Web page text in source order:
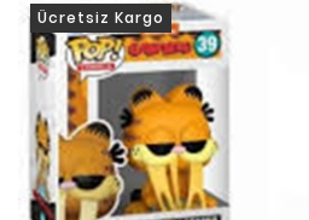
Ücretsiz Kargo